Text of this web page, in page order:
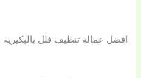
افضل عمالة تنظيف فلل بالبكيرية